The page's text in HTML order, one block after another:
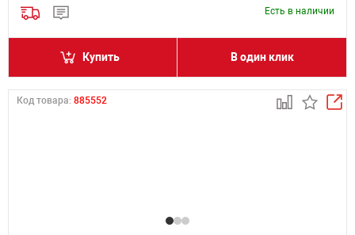
Есть в наличии
Купить В один клик
Код товара: 885552